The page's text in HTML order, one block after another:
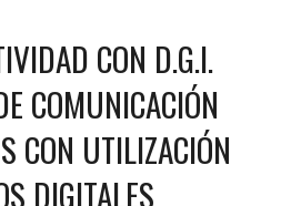
CON D.G.I.
COMUNICACIÓN
CON UTILIZACIÓN
DIGITALES